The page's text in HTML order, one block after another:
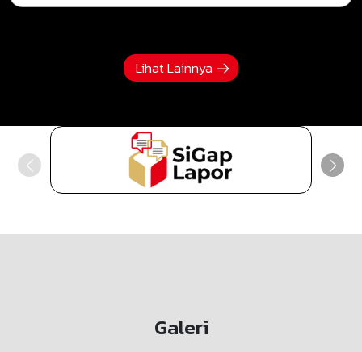
Lihat Lainnya
Galeri